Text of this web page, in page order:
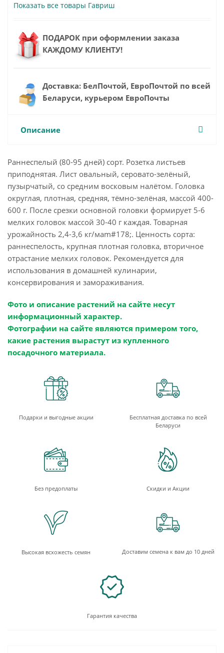
Показать все товары Гавриш
ПОДАРОК при оформлении заказа
КАЖДОМУ КЛИЕНТУ!
Доставка: БелПочтой, ЕвроПочтой по всей
Беларуси, курьером ЕвроПочты
Описание
Раннеспелый (80-95 дней) сорт. Розетка листьев
приподнятая. Лист овальный, серовато-зелёный,
пузырчатый, со средним восковым налётом. Головка
округлая, плотная, средняя, тёмно-зелёная, массой 400-
600 г. После срезки основной головки формирует 5-6
мелких головок массой 30-40 г каждая. Товарная
урожайность 2,4-3,6 кг/мam#178;. Ценность сорта:
раннеспелость, крупная плотная головка, вторичное
отрастание мелких головок. Рекомендуется для
использования в домашней кулинарии,
консервирования и замораживания.
Фото и описание растений на сайте несут
информационный характер.
Фотографии на сайте являются примером того,
какие растения вырастут из купленного
посадочного материала.
Подарки и выгодные акции
Бесплатная доставка по всей
Беларуси
Без предоплаты Скидки и Акции
Высокая всхожесть семян Доставим семена к вам до 10 дней
Гарантия качества